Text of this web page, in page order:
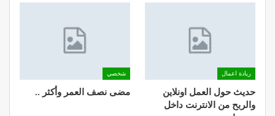
ريادة اعمال
حديث حول العمل اونلاين
والربح من الانترنت داخل
شخصي
مضى نصف العمر وأكثر ..